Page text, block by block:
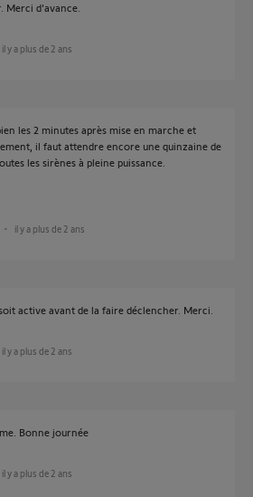
Merci d'avance.
il y a plus de 2 ans
les 2 minutes après mise en marche et
il faut attendre encore une quinzaine de
les sirènes à pleine puissance.
il y a plus de 2 ans
active avant de la faire déclencher. Merci.
il y a plus de 2 ans
Bonne journée
il y a plus de 2 ans